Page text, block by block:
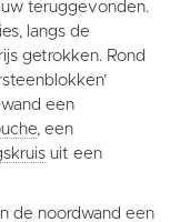
teruggevonden.
langs de
getrokken. Rond
een
, een
uit een
de noordwand een